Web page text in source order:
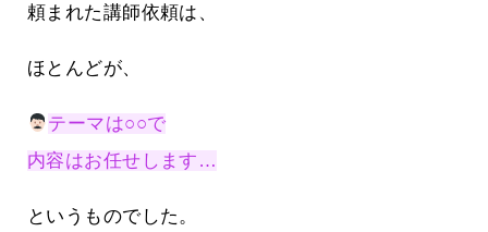
頼まれた講師依頼は、
ほとんどが、
テーマは○○で
内容はお任せします…
というものでした。